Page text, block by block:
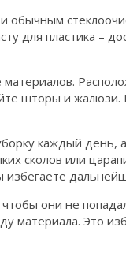
обычным
для пластика –
шторы и жалюзи.
каждый день,
сколов или
избегаете
они не
материала. Это